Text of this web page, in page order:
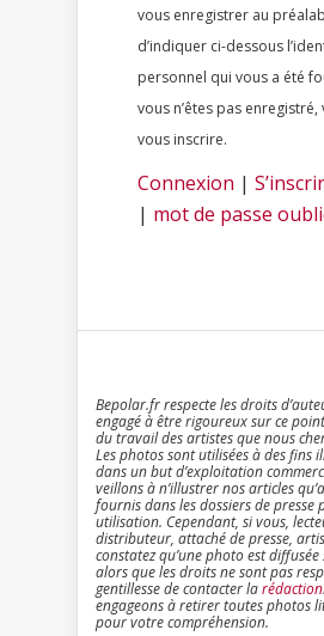
vous enregistrer au
d’indiquer ci-dessous
personnel qui vous a été fourni. Si
vous n’êtes pas
vous inscrire.
Connexion |
| mot de passe
Bepolar.fr respecte les droits
engagé à être rigoureux sur ce
du travail des artistes que nous
Les photos sont utilisées à des fins
dans un but d’exploitation
veillons à n’illustrer nos articles
fournis dans les dossiers de presse
utilisation. Cependant, si vous,
distributeur, attaché de presse,
constatez qu’une photo est
alors que les droits ne sont pas
gentillesse de contacter larédaction
engageons à retirer toutes photos
pour votre compréhension.